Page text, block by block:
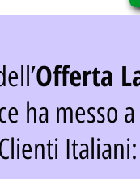
Offerta
ha messo a
Italiani: